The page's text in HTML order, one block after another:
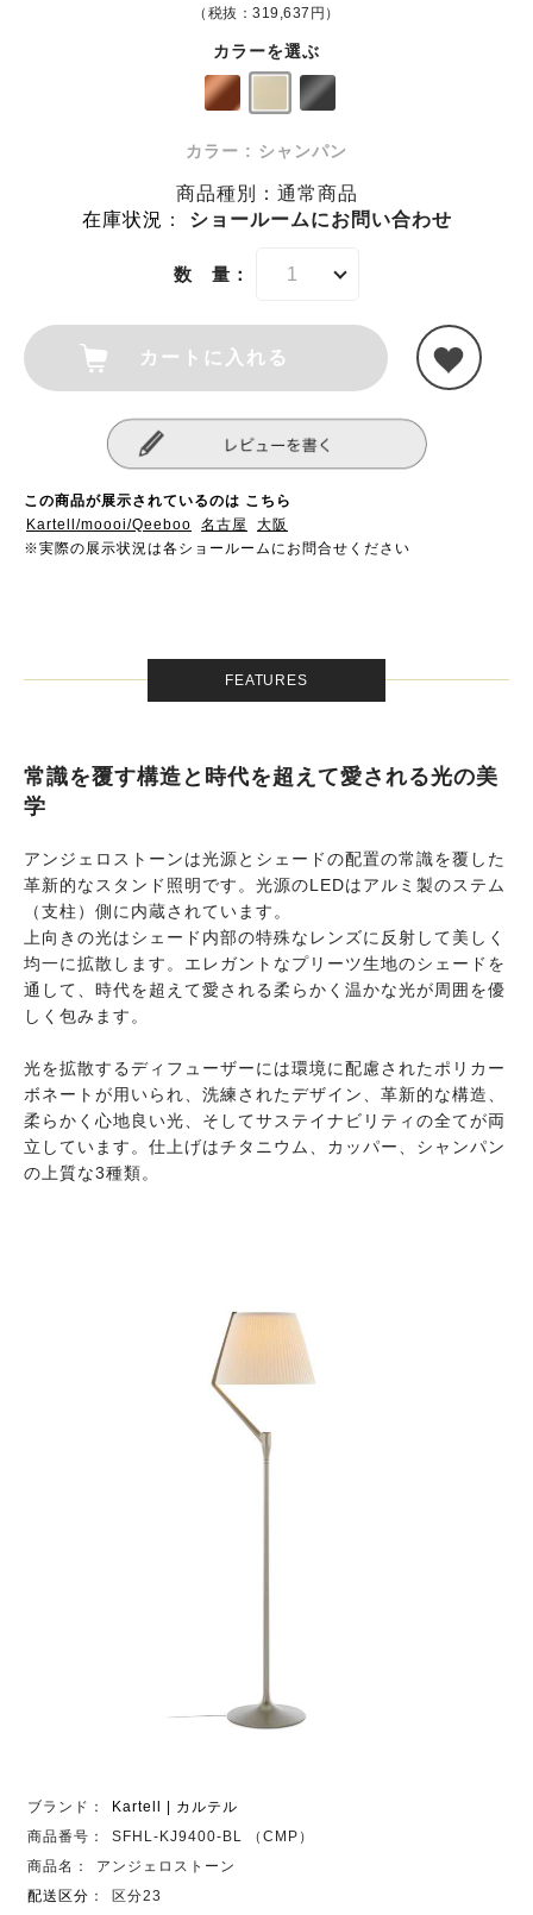
（税抜：319,637円）
カラーを選ぶ
カラー : シャンパン
商品種別：通常商品
在庫状況 ： ショールームにお問い合わせ
数 量：
カートに入れる
この商品が展示されているのは こちら
Kartell/moooi/Qeeboo
名古屋
大阪
※実際の展示状況は各ショールームにお問合せください
FEATURES
常識を覆す構造と時代を超えて愛される光の美
学
アンジェロストーンは光源とシェードの配置の常識を覆した
革新的なスタンド照明です。光源のLEDはアルミ製のステム
（支柱）側に内蔵されています。
上向きの光はシェード内部の特殊なレンズに反射して美しく
均一に拡散します。エレガントなプリーツ生地のシェードを
通して、時代を超えて愛される柔らかく温かな光が周囲を優
しく包みます。
光を拡散するディフューザーには環境に配慮されたポリカー
ボネートが用いられ、洗練されたデザイン、革新的な構造、
柔らかく心地良い光、そしてサステイナビリティの全てが両
立しています。仕上げはチタニウム、カッパー、シャンパン
の上質な3種類。
ブランド：
Kartell | カルテル
商品番号：
SFHL-KJ9400-BL （CMP）
商品名：
アンジェロストーン
配送区分 ： 区分23